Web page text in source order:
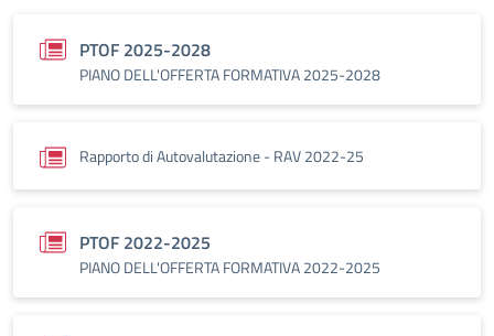
PTOF 2025-2028
PIANO DELL'OFFERTA FORMATIVA 2025-2028
Rapporto di Autovalutazione - RAV 2022-25
PTOF 2022-2025
PIANO DELL'OFFERTA FORMATIVA 2022-2025